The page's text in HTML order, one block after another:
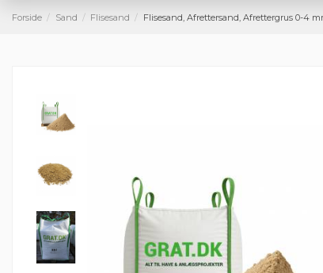
Forside Sand Flisesand Flisesand, Afrettersand, Afrettergrus 0-4